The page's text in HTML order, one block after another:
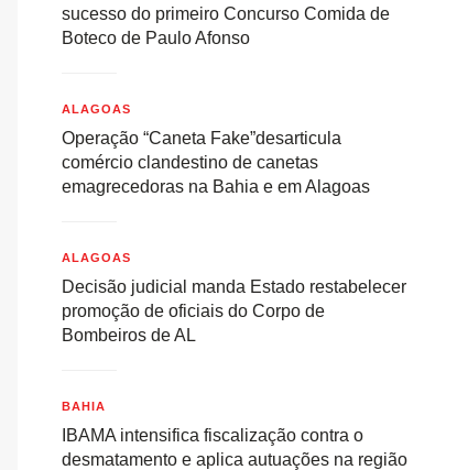
sucesso do primeiro Concurso Comida de
Boteco de Paulo Afonso
ALAGOAS
Operação “Caneta Fake”desarticula
comércio clandestino de canetas
emagrecedoras na Bahia e em Alagoas
ALAGOAS
Decisão judicial manda Estado restabelecer
promoção de oficiais do Corpo de
Bombeiros de AL
BAHIA
IBAMA intensifica fiscalização contra o
desmatamento e aplica autuações na região